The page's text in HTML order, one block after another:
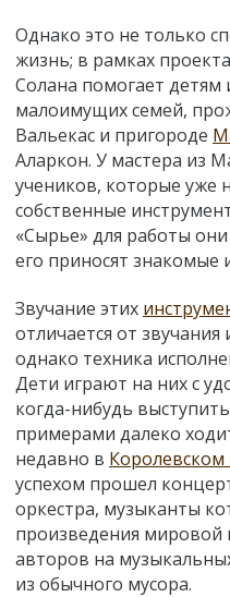
Однако это не только
жизнь; в рамках
Солана помогает детям
малоимущих семей,
Вальекас и пригороде
Аларкон. У мастера из
учеников, которые уже
собственные
«Сырье» для работы
его приносят знакомые
Звучание этих
отличается от звучания
однако техника
Дети играют на них с
когда-нибудь
примерами далеко
недавно в Королевском
успехом прошел
оркестра, музыканты
произведения мировой
авторов на
из обычного мусора.